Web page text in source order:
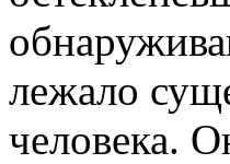
лежало
человека.